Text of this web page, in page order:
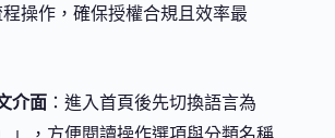
操作，確保授權合規且效率最
介面 ：進入首頁後先切換語言為